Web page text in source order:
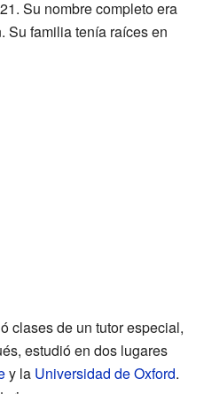
Su nombre completo era
Su familia tenía raíces en
clases de un tutor especial,
estudió en dos lugares
y la Universidad de Oxford.